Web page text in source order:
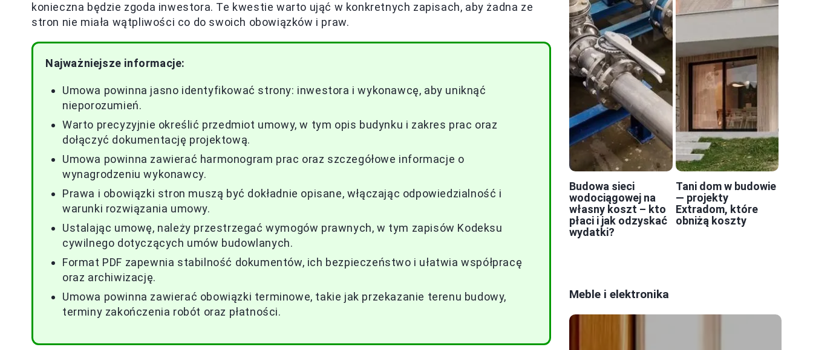
konieczna będzie zgoda inwestora. Te kwestie warto ująć w konkretnych zapisach, aby żadna ze
stron nie miała wątpliwości co do swoich obowiązków i praw.
Najważniejsze informacje:
Umowa powinna jasno identyfikować strony: inwestora i wykonawcę, aby uniknąć
nieporozumień.
Warto precyzyjnie określić przedmiot umowy, w tym opis budynku i zakres prac oraz
dołączyć dokumentację projektową.
Umowa powinna zawierać harmonogram prac oraz szczegółowe informacje o
wynagrodzeniu wykonawcy.
Prawa i obowiązki stron muszą być dokładnie opisane, włączając odpowiedzialność i
warunki rozwiązania umowy.
Ustalając umowę, należy przestrzegać wymogów prawnych, w tym zapisów Kodeksu
cywilnego dotyczących umów budowlanych.
Format PDF zapewnia stabilność dokumentów, ich bezpieczeństwo i ułatwia współpracę
oraz archiwizację.
Umowa powinna zawierać obowiązki terminowe, takie jak przekazanie terenu budowy,
terminy zakończenia robót oraz płatności.
Budowa sieci
wodociągowej na
własny koszt – kto
płaci i jak odzyskać
wydatki?
Tani dom w budowie
— projekty
Extradom, które
obniżą koszty
Meble i elektronika